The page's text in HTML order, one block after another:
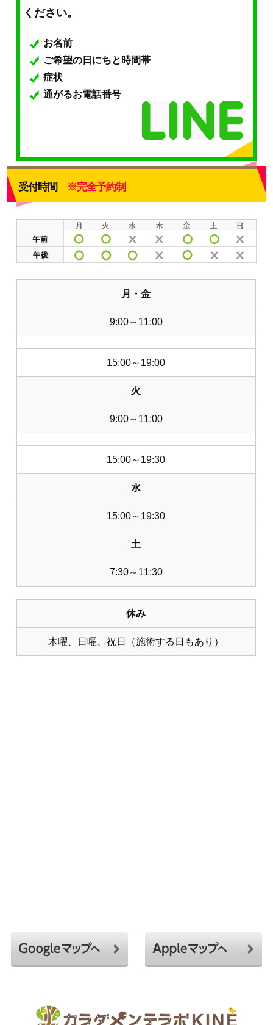
ください。
お名前
ご希望の日にちと時間帯
症状
通がるお電話番号
受付時間 ※完全予約制
月・金
9:00～11:00
15:00～19:00
火
9:00～11:00
15:00～19:30
水
15:00～19:30
土
7:30～11:30
休み
木曜、日曜、祝日（施術する日もあり）